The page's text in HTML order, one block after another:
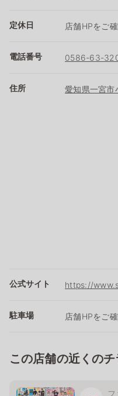
定休日 店舗HPをご
電話番号 0586-63-
住所 愛知県一宮市
公式サイト https://
駐車場 店舗HPをご
この店舗の近くのチ
フ